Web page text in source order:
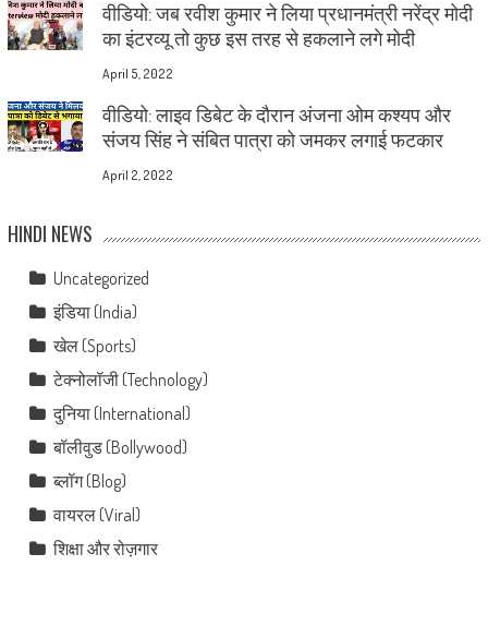
वीडियो: जब रवीश कुमार ने लिया प्रधानमंत्री नरेंद्र मोदी
का इंटरव्यू तो कुछ इस तरह से हकलाने लगे मोदी
April 5, 2022
वीडियो: लाइव डिबेट के दौरान अंजना ओम कश्यप और
संजय सिंह ने संबित पात्रा को जमकर लगाई फटकार
April 2, 2022
HINDI NEWS
Uncategorized
इंडिया (India)
खेल (Sports)
टेक्नोलॉजी (Technology)
दुनिया (International)
बॉलीवुड (Bollywood)
ब्लॉग (Blog)
वायरल (Viral)
शिक्षा और रोज़गार